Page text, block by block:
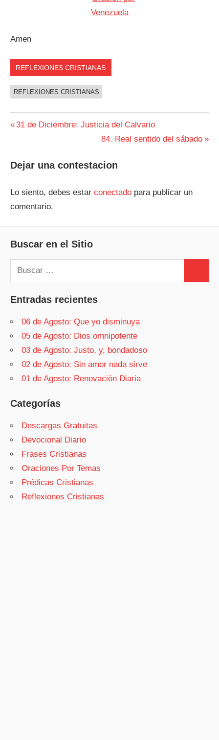
Amen
REFLEXIONES CRISTIANAS
REFLEXIONES CRISTIANAS
Navegación
entradas
Entrada
31 de Diciembre: Justicia del Calvario
Siguiente
84. Real sentido del sábado
Dejar una contestacion
Lo siento, debes estarconectado para publicar un
comentario.
Buscar en el Sitio
Buscar:
Entradas recientes
06 de Agosto: Que yo disminuya
05 de Agosto: Dios omnipotente
03 de Agosto: Justo, y, bondadoso
02 de Agosto: Sin amor nada sirve
01 de Agosto: Renovación Diaria
Categorías
Descargas Gratuitas
Devocional Diario
Frases Cristianas
Oraciones Por Temas
Prédicas Cristianas
Reflexiones Cristianas